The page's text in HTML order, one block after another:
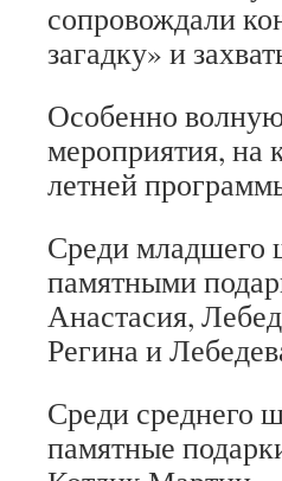
сопровождали
загадку» и
Особенно
мероприятия, на
летней
Среди младшего
памятными
Анастасия,
Регина и
Среди среднего
памятные